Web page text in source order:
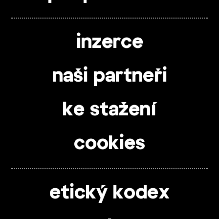
inzerce
naši partneři
ke stažení
cookies
etický kodex